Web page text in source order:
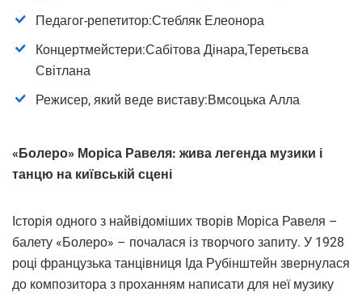
Педагог-репетитор:Стебляк Елеонора
Концертмейстери:Сабітова Дінара,Теретьєва
Світлана
Режисер, який веде виставу:Вмсоцька Алла
«Болеро» Моріса Равеля: жива легенда музики і
танцю на київській сцені
Історія одного з найвідоміших творів Моріса Равеля –
балету «Болеро» – почалася із творчого запиту. У 1928
році французька танцівниця Іда Рубінштейн звернулася
до композитора з проханням написати для неї музику